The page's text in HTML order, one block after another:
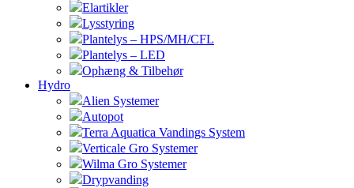
Elartikler
Lysstyring
Plantelys – HPS/MH/CFL
Plantelys – LED
Ophæng & Tilbehør
Hydro
Alien Systemer
Autopot
Terra Aquatica Vandings System
Verticale Gro Systemer
Wilma Gro Systemer
Drypvanding